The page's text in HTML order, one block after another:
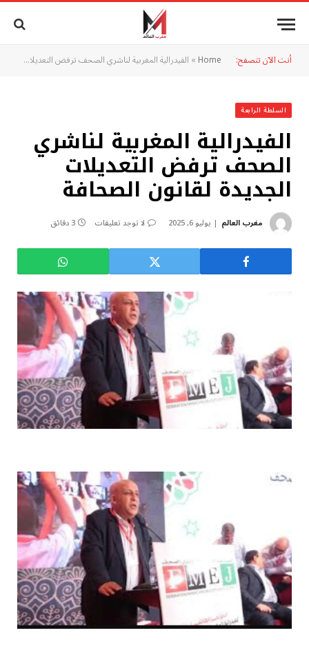
أنت الآن تتصفح: Home
» الفيدرالية المغربية لناشري الصحف ترفض التعديلات الجديدة لقانون الصحافة
السلطة الرابعة
الفيدرالية المغربية لناشري
الصحف ترفض التعديلات
الجديدة لقانون الصحافة
مغرب العالم يوليو 6, 2025 لا توجد تعليقات 3 دقائق